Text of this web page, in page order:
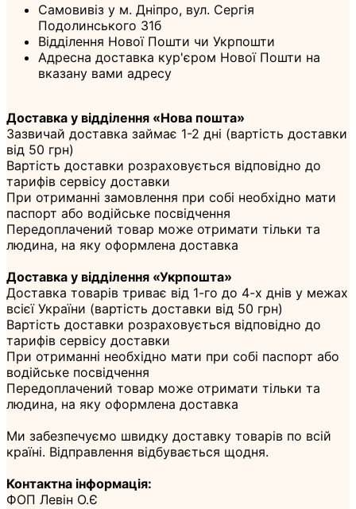
Самовивіз у м. Дніпро, вул. Сергія
Подолинського 31б
Відділення Нової Пошти чи Укрпошти
Адресна доставка кур'єром Нової Пошти на
вказану вами адресу
Доставка у відділення «Нова пошта»
Зазвичай доставка займає 1-2 дні (вартість доставки
від 50 грн)
Вартість доставки розраховується відповідно до
тарифів сервісу доставки
При отриманні замовлення при собі необхідно мати
паспорт або водійське посвідчення
Передоплачений товар може отримати тільки та
людина, на яку оформлена доставка
Доставка у відділення «Укрпошта»
Доставка товарів триває від 1-го до 4-х днів у межах
всієї України (вартість доставки від 50 грн)
Вартість доставки розраховується відповідно до
тарифів сервісу доставки
При отриманні необхідно мати при собі паспорт або
водійське посвідчення
Передоплачений товар може отримати тільки та
людина, на яку оформлена доставка
Ми забезпечуємо швидку доставку товарів по всій
країні. Відправлення відбувається щодня.
Контактна інформація:
ФОП Левін О.Є